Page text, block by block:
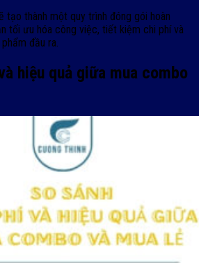
tạo thành một quy trình đóng gói hoàn
tối ưu hóa công việc, tiết kiệm chi phí và
đầu ra.
hiệu quả giữa mua combo